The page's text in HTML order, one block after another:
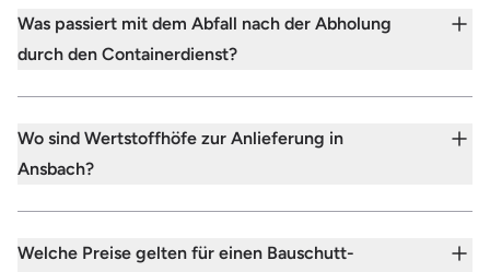
Was passiert mit dem Abfall nach der Abholung
durch den Containerdienst?
Wo sind Wertstoffhöfe zur Anlieferung in
Ansbach?
Welche Preise gelten für einen Bauschutt-